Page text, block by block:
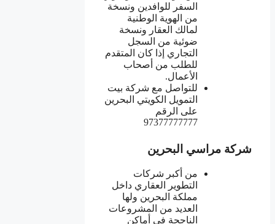
السفر للوافدين ونسخة
من الهوية الوطنية
لمالك العقار ونسخة
ضوئية من السجل
التجاري إذا كان المتقدم
للطلب من أصحاب
الأعمال.
للتواصل مع شركة بيت
التمويل الكويتي البحرين
على الرقم
97377777777
شركة مراسي البحرين
من أكبر شركات
التطوير العقاري داخل
مملكة البحرين ولها
العديد من المشروعات
الناجحة في أماكن